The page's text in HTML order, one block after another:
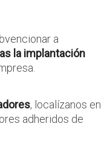
a
la implantación
, localízanos en
adheridos de